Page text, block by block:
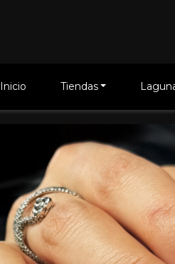
Inicio Tiendas